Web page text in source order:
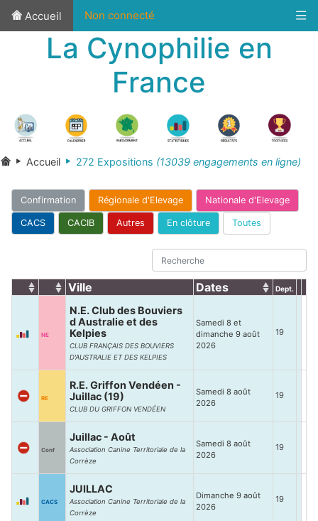
Accueil Non connecté
La Cynophilie en
France
Accueil 272 Expositions (13039 engagements en ligne)
Confirmation Régionale d'Elevage Nationale d'Elevage
CACS CACIB Autres En clôture Toutes
Ville Dates Dept.
NE
N.E. Club des Bouviers
d Australie et des
Kelpies
CLUB FRANÇAIS DES BOUVIERS
D'AUSTRALIE ET DES KELPIES
Samedi 8 et
dimanche 9 août
2026
19
RE
R.E. Griffon Vendéen -
Juillac (19)
CLUB DU GRIFFON VENDÉEN
Samedi 8 août
2026
19
Conf
Juillac - Août
Association Canine Territoriale de la
Corrèze
Samedi 8 août
2026
19
CACS
JUILLAC
Association Canine Territoriale de la
Corrèze
Dimanche 9 août
2026
19